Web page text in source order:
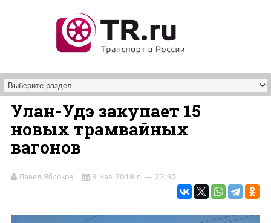
Улан-Удэ закупает 15
новых трамвайных
вагонов
Павел Яблоков 8 мая 2019 г. — 23:35